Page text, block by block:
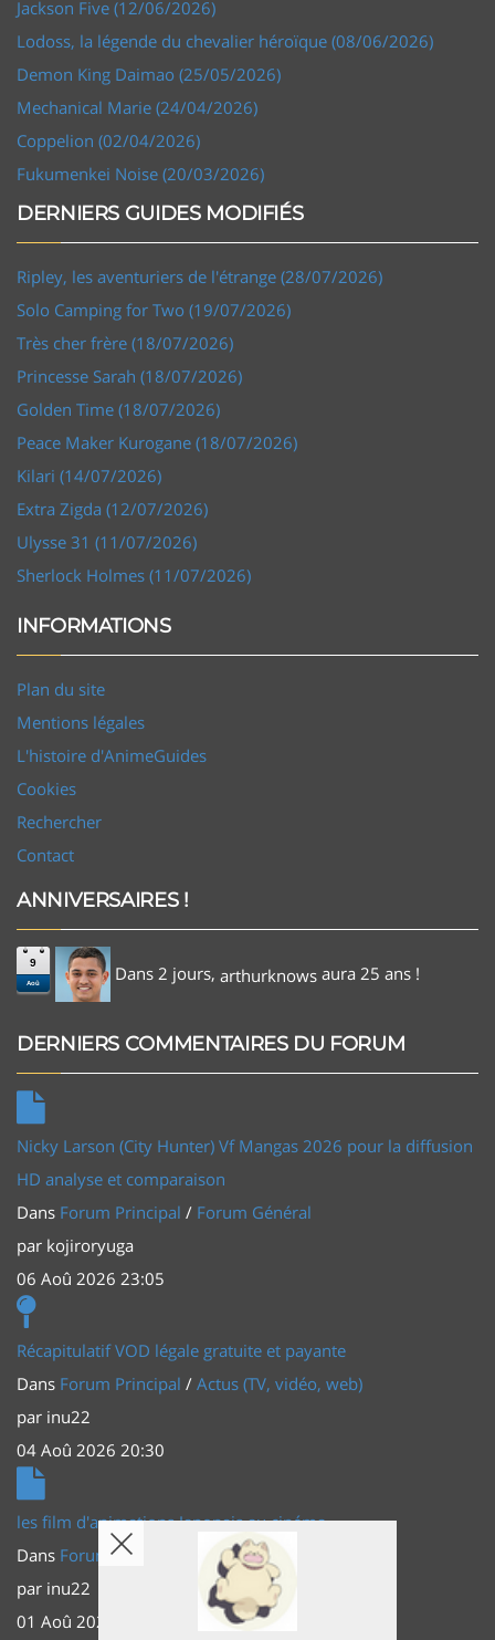
Jackson Five (12/06/2026)
Lodoss, la légende du chevalier héroïque (08/06/2026)
Demon King Daimao (25/05/2026)
Mechanical Marie (24/04/2026)
Coppelion (02/04/2026)
Fukumenkei Noise (20/03/2026)
DERNIERS GUIDES MODIFIÉS
Ripley, les aventuriers de l'étrange (28/07/2026)
Solo Camping for Two (19/07/2026)
Très cher frère (18/07/2026)
Princesse Sarah (18/07/2026)
Golden Time (18/07/2026)
Peace Maker Kurogane (18/07/2026)
Kilari (14/07/2026)
Extra Zigda (12/07/2026)
Ulysse 31 (11/07/2026)
Sherlock Holmes (11/07/2026)
INFORMATIONS
Plan du site
Mentions légales
L'histoire d'AnimeGuides
Cookies
Rechercher
Contact
ANNIVERSAIRES !
9
Aoû Dans 2 jours, arthurknows aura 25 ans !
DERNIERS COMMENTAIRES DU FORUM
Nicky Larson (City Hunter) Vf Mangas 2026 pour la diffusion
HD analyse et comparaison
Dans Forum Principal / Forum Général
par kojiroryuga
06 Aoû 2026 23:05
Récapitulatif VOD légale gratuite et payante
Dans Forum Principal / Actus (TV, vidéo, web)
par inu22
04 Aoû 2026 20:30
les film d'animations Japonais au cinéma
Dans Forum Principal
Actus (TV, vidéo, web)
par inu22
01 Aoû 2026 20:56